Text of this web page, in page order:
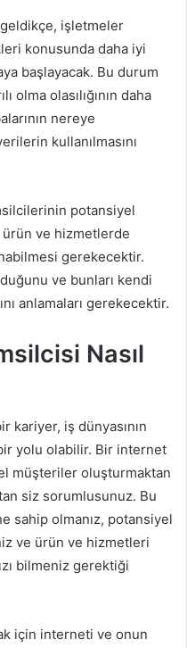
işletmeler
konusunda daha iyi
başlayacak. Bu durum
olma olasılığının daha
nereye
kullanılmasını
potansiyel
ve hizmetlerde
gerekecektir.
ve bunları kendi
anlamaları gerekecektir.
Nasıl
kariyer, iş dünyasının
yolu olabilir. Bir internet
müşteriler oluşturmaktan
siz sorumlusunuz. Bu
sahip olmanız, potansiyel
ve ürün ve hizmetleri
bilmeniz gerektiği
için interneti ve onun